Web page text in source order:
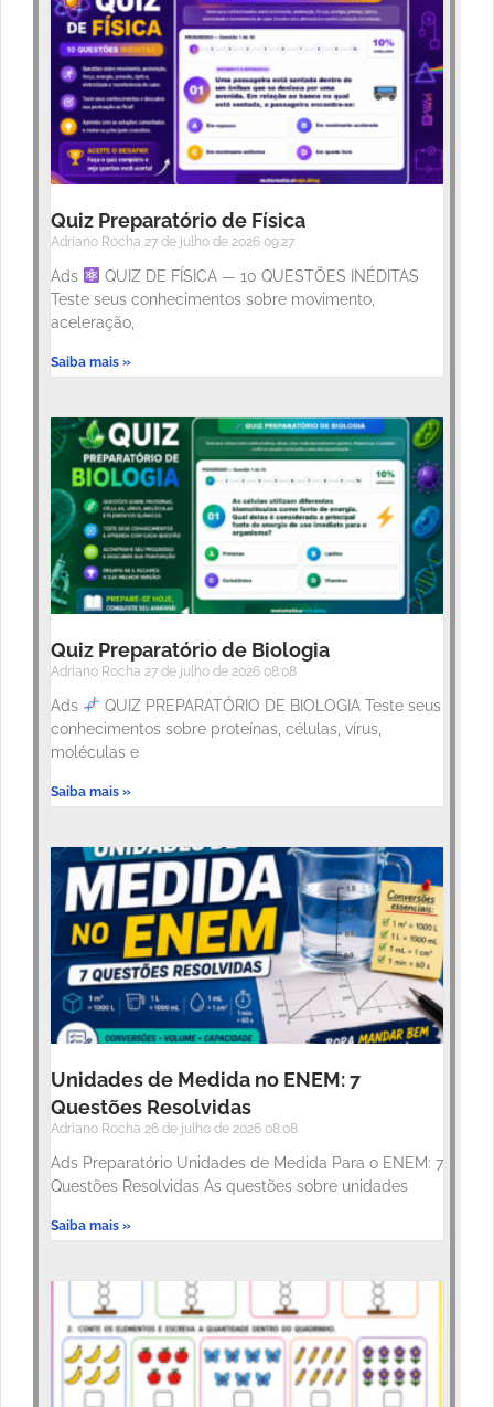
Quiz Preparatório de Física
Adriano Rocha 27 de julho de 2026 09:27
Ads
QUIZ DE FÍSICA — 10 QUESTÕES INÉDITAS
Teste seus conhecimentos sobre movimento,
aceleração,
Saiba mais »
Quiz Preparatório de Biologia
Adriano Rocha 27 de julho de 2026 08:08
Ads
QUIZ PREPARATÓRIO DE BIOLOGIA Teste seus
conhecimentos sobre proteínas, células, vírus,
moléculas e
Saiba mais »
Unidades de Medida no ENEM: 7
Questões Resolvidas
Adriano Rocha 26 de julho de 2026 08:08
Ads Preparatório Unidades de Medida Para o ENEM: 7
Questões Resolvidas As questões sobre unidades
Saiba mais »